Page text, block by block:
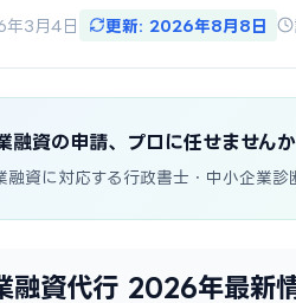
年3月4日 更新: 2026年8月8日
融資の申請、プロに任せません
融資に対応する行政書士・中小企業診
融資代行 2026年最新